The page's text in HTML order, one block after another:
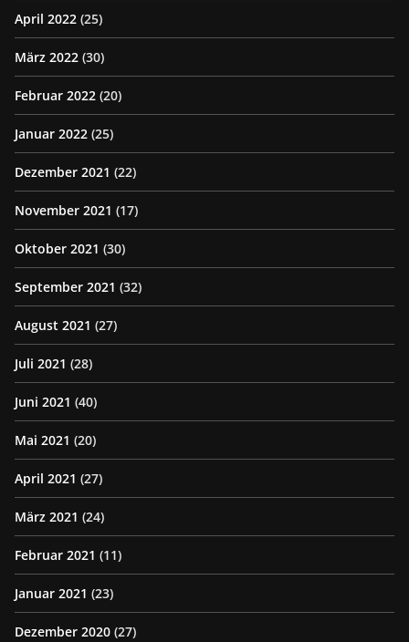
April 2022 (25)
März 2022 (30)
Februar 2022 (20)
Januar 2022 (25)
Dezember 2021 (22)
November 2021 (17)
Oktober 2021 (30)
September 2021 (32)
August 2021 (27)
Juli 2021 (28)
Juni 2021 (40)
Mai 2021 (20)
April 2021 (27)
März 2021 (24)
Februar 2021 (11)
Januar 2021 (23)
Dezember 2020 (27)